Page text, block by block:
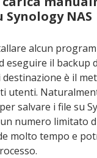
Synology NAS
alcun
eseguire il backup
destinazione è il
utenti.
salvare i file su
numero limitato
molto tempo e